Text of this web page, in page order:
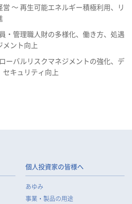
営 ～ 再生可能エネルギー積極利用、リ
・管理職人財の多様化、働き方、処遇
メント向上
ーバルリスクマネジメントの強化、デ
セキュリティ向上
個人投資家の皆様へ
あゆみ
事業・製品の用途